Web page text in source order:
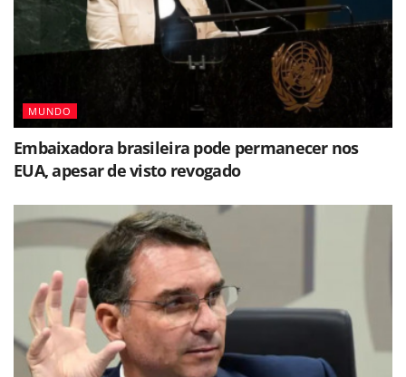
MUNDO
Embaixadora brasileira pode permanecer nos
EUA, apesar de visto revogado